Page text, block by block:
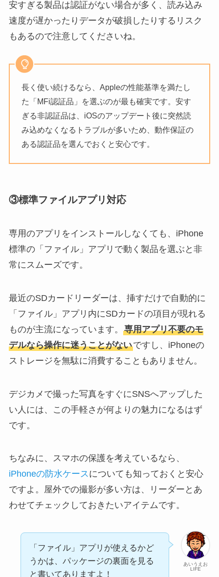
安すぎる製品は認証がない場合が多く、読み込み
速度が遅かったりデータが破損したりするリスク
もあるので注意してくださいね。
長く使い続けるなら、Appleの性能基準を満たし
た「MFi認証品」を選ぶのが最も確実です。安す
ぎる非認証品は、iOSのアップデート後に突然読
み込めなくなるトラブルが多いため、動作保証の
ある認証品を選んでおくと安心です。
③標準ファイルアプリ対応
専用のアプリをインストールしなくても、iPhone
標準の「ファイル」アプリで動く製品を選ぶと非
常にスムーズです。
最近のSDカードリーダーは、挿すだけで自動的に
「ファイル」アプリ内にSDカードの項目が現れる
ものが主流になっています。 専用アプリ不要のモ
デルなら操作に迷うことがないですし、iPhoneの
ストレージを無駄に消費することもありません。
デジカメで撮った写真をすぐにSNSへアップした
い人には、この手軽さが何よりの魅力になるはず
です。
ちなみに、スマホの保護を考えているなら、
iPhoneの防水ケースについても知っておくと安心
ですよ。屋外での撮影が多い方は、リーダーとあ
わせてチェックしておきたいアイテムです。
あいうえお
LIFE
「ファイル」アプリが使えるかど
うかは、パッケージの裏面を見る
と書いてありますよ！